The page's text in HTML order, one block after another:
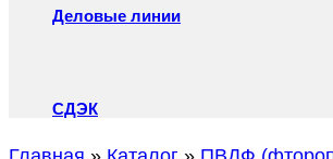
Деловые линии
СДЭК